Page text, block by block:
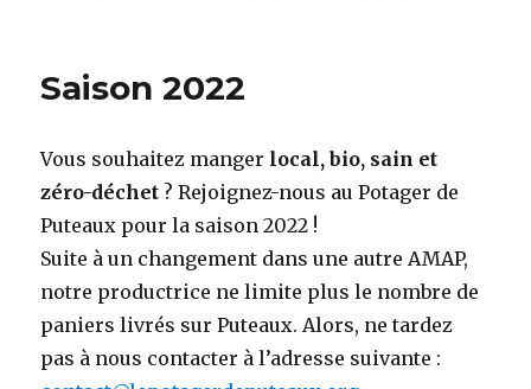
Saison 2022
Vous souhaitez manger local, bio, sain et
zéro-déchet ? Rejoignez-nous au Potager de
Puteaux pour la saison 2022 !
Suite à un changement dans une autre AMAP,
notre productrice ne limite plus le nombre de
paniers livrés sur Puteaux. Alors, ne tardez
pas à nous contacter à l’adresse suivante :